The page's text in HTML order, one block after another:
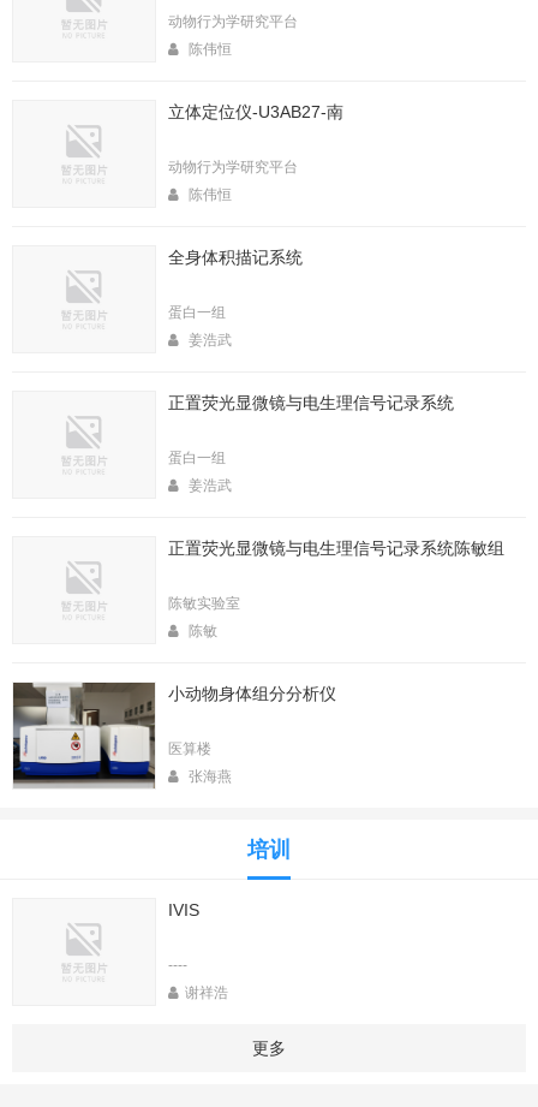
动物行为学研究平台
陈伟恒
立体定位仪-U3AB27-南
动物行为学研究平台
陈伟恒
全身体积描记系统
蛋白一组
姜浩武
正置荧光显微镜与电生理信号记录系统
蛋白一组
姜浩武
正置荧光显微镜与电生理信号记录系统陈敏组
陈敏实验室
陈敏
小动物身体组分分析仪
医算楼
张海燕
培训
IVIS
----
谢祥浩
更多